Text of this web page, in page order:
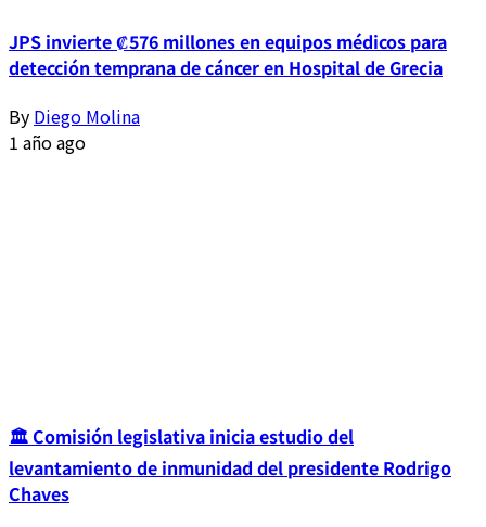
JPS invierte ₡576 millones en equipos médicos para
detección temprana de cáncer en Hospital de Grecia
By Diego Molina
1 año ago
🏛️ Comisión legislativa inicia estudio del
levantamiento de inmunidad del presidente Rodrigo
Chaves